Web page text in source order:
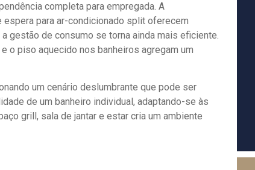
completa para empregada. A
para ar-condicionado split oferecem
gestão de consumo se torna ainda mais eficiente.
o piso aquecido nos banheiros agregam um
um cenário deslumbrante que pode ser
de um banheiro individual, adaptando-se às
grill, sala de jantar e estar cria um ambiente